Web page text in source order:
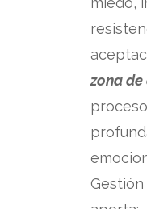
zona
Gestión